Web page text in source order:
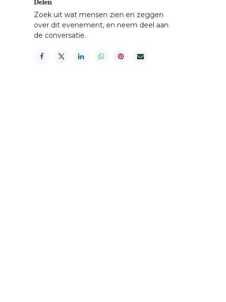
Zoek uit wat mensen zien en zeggen
over dit evenement, en neem deel aan
de conversatie.